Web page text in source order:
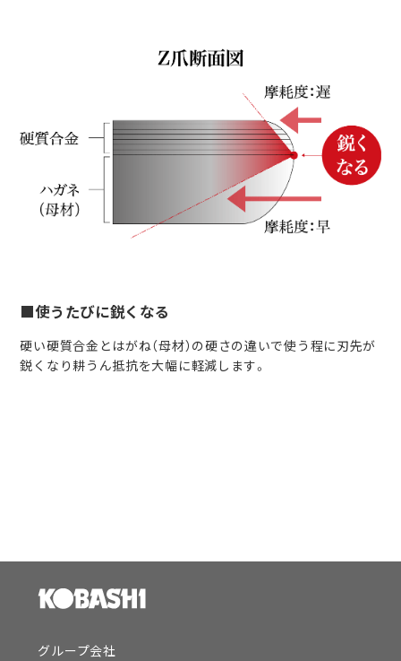
■使うたびに鋭くなる
硬い硬質合金とはがね（母材）の硬さの違いで使う程に刃先が
鋭くなり耕うん抵抗を大幅に軽減します。
グループ会社